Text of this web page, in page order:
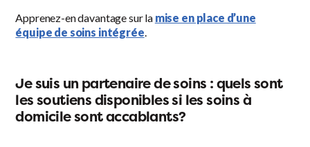
Apprenez-en davantage sur la mise en place d’une
équipe de soins intégrée.
Je suis un partenaire de soins : quels sont
les soutiens disponibles si les soins à
domicile sont accablants?